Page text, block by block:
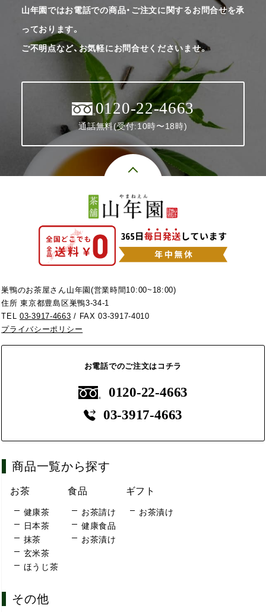
山年園ではお電話での商品・ご注文に関するお問合せを承
っております。
ご不明点など、お気軽にお問合せくださいませ。
0120-22-4663
通話無料(受付:10時〜18時)
巣鴨のお茶屋さん山年園(営業時間10:00~18:00)
住所 東京都豊島区巣鴨3-34-1
TEL03-3917-4663 / FAX 03-3917-4010
プライバシーポリシー
お電話でのご注文はコチラ
0120-22-4663
03-3917-4663
商品一覧から探す
お茶
健康茶
日本茶
抹茶
玄米茶
ほうじ茶
食品
お茶請け
健康食品
お茶漬け
ギフト
お茶漬け
その他